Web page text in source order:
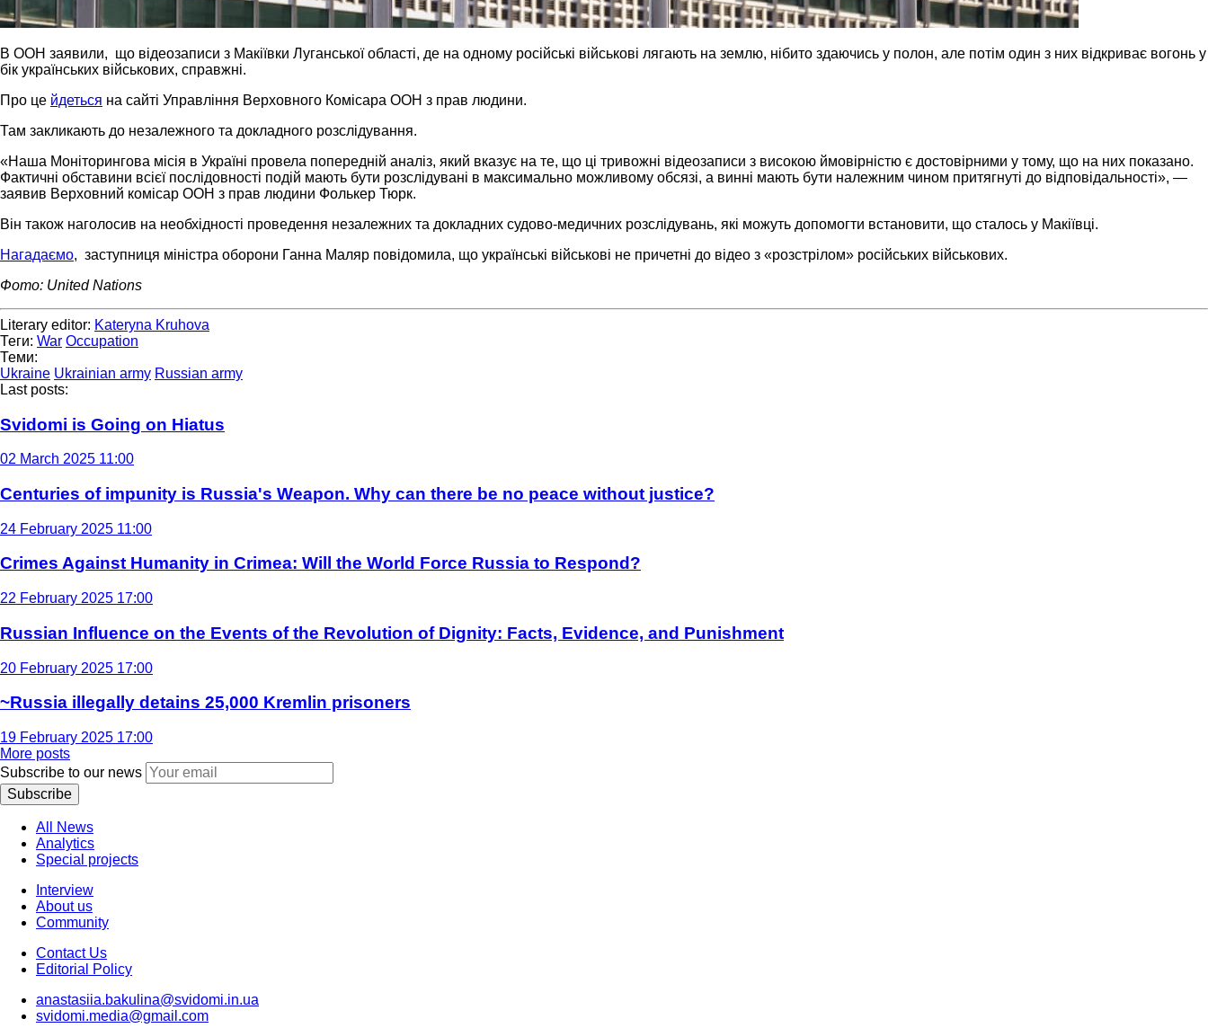
В ООН заявили, що відеозаписи з Макіївки Луганської області, де на одному російські військові лягають на землю, нібито здаючись у полон, але потім один з них відкриває вогонь у
бік українських військових, справжні.
Про це йдеться на сайті Управління Верховного Комісара ООН з прав людини.
Там закликають до незалежного та докладного розслідування.
«Наша Моніторингова місія в Україні провела попередній аналіз, який вказує на те, що ці тривожні відеозаписи з високою ймовірністю є достовірними у тому, що на них показано.
Фактичні обставини всієї послідовності подій мають бути розслідувані в максимально можливому обсязі, а винні мають бути належним чином притягнуті до відповідальності», —
заявив Верховний комісар ООН з прав людини Фолькер Тюрк.
Він також наголосив на необхідності проведення незалежних та докладних судово-медичних розслідувань, які можуть допомогти встановити, що сталось у Макіївці.
Нагадаємо, заступниця міністра оборони Ганна Маляр повідомила, що українські військові не причетні до відео з «розстрілом» російських військових.
Фото: United Nations
Literary editor: Kateryna Kruhova
Теги: War Occupation
Теми:
Ukraine Ukrainian army Russian army
Last posts:
Svidomi is Going on Hiatus
02 March 2025 11:00
Centuries of impunity is Russia's Weapon. Why can there be no peace without justice?
24 February 2025 11:00
Crimes Against Humanity in Crimea: Will the World Force Russia to Respond?
22 February 2025 17:00
Russian Influence on the Events of the Revolution of Dignity: Facts, Evidence, and Punishment
20 February 2025 17:00
~Russia illegally detains 25,000 Kremlin prisoners
19 February 2025 17:00
More posts
Subscribe to our news
Subscribe
All News
Analytics
Special projects
Interview
About us
Community
Contact Us
Editorial Policy
anastasiia.bakulina@svidomi.in.ua
svidomi.media@gmail.com